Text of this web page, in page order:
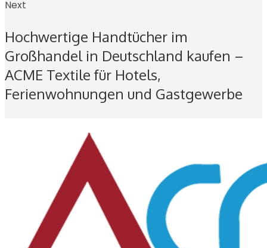
Next
Hochwertige Handtücher im
Großhandel in Deutschland kaufen –
ACME Textile für Hotels,
Ferienwohnungen und Gastgewerbe